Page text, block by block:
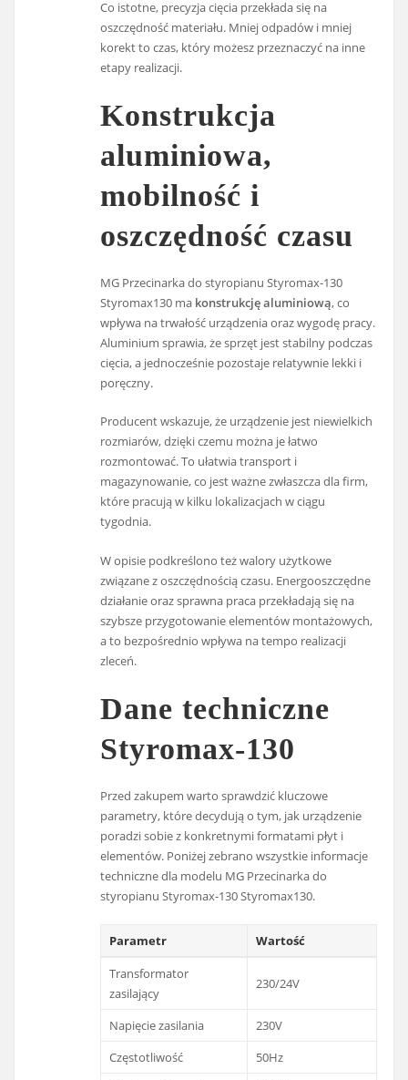
Co istotne, precyzja cięcia przekłada się na
oszczędność materiału. Mniej odpadów i mniej
korekt to czas, który możesz przeznaczyć na inne
etapy realizacji.
Konstrukcja
aluminiowa,
mobilność i
oszczędność czasu
MG Przecinarka do styropianu Styromax-130
Styromax130 ma konstrukcję aluminiową, co
wpływa na trwałość urządzenia oraz wygodę pracy.
Aluminium sprawia, że sprzęt jest stabilny podczas
cięcia, a jednocześnie pozostaje relatywnie lekki i
poręczny.
Producent wskazuje, że urządzenie jest niewielkich
rozmiarów, dzięki czemu można je łatwo
rozmontować. To ułatwia transport i
magazynowanie, co jest ważne zwłaszcza dla firm,
które pracują w kilku lokalizacjach w ciągu
tygodnia.
W opisie podkreślono też walory użytkowe
związane z oszczędnością czasu. Energooszczędne
działanie oraz sprawna praca przekładają się na
szybsze przygotowanie elementów montażowych,
a to bezpośrednio wpływa na tempo realizacji
zleceń.
Dane techniczne
Styromax-130
Przed zakupem warto sprawdzić kluczowe
parametry, które decydują o tym, jak urządzenie
poradzi sobie z konkretnymi formatami płyt i
elementów. Poniżej zebrano wszystkie informacje
techniczne dla modelu MG Przecinarka do
styropianu Styromax-130 Styromax130.
Parametr
Wartość
Transformator
zasilający
230/24V
Napięcie zasilania
230V
Częstotliwość
50Hz